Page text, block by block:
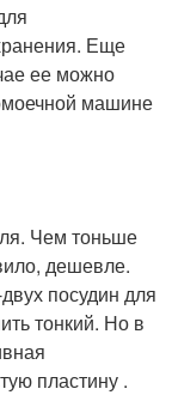
Еще
ее можно
машине
Чем тоньше
дешевле.
посудин для
тонкий. Но в
пластину .